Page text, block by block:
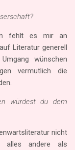
fehlt es mir an
Literatur generell
wünschen
vermutlich die
würdest du dem
nicht
alles andere als